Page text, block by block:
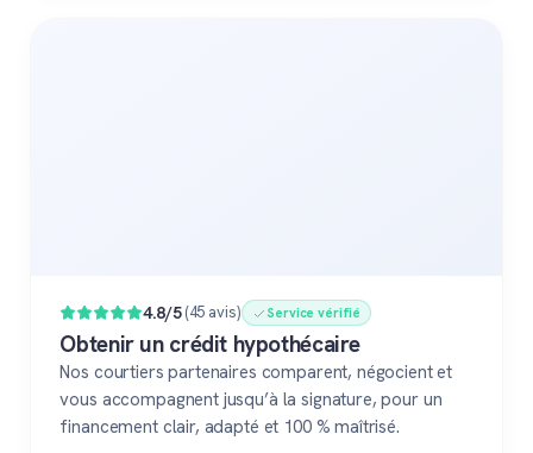
4.8/5(45 avis) Service vérifié
Obtenir un crédit hypothécaire
Nos courtiers partenaires comparent, négocient et
vous accompagnent jusqu’à la signature, pour un
financement clair, adapté et 100 % maîtrisé.